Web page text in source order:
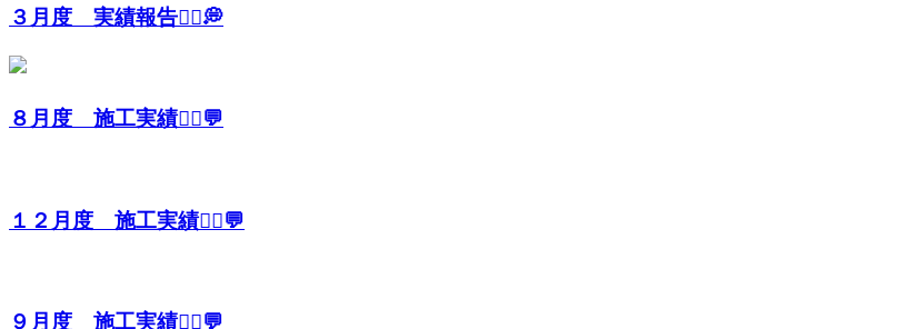
３月度 実績報告👷‍♂️💭
８月度 施工実績👷‍♀️💬
１２月度 施工実績👷‍♂️💬
９月度 施工実績👷‍♂️💬